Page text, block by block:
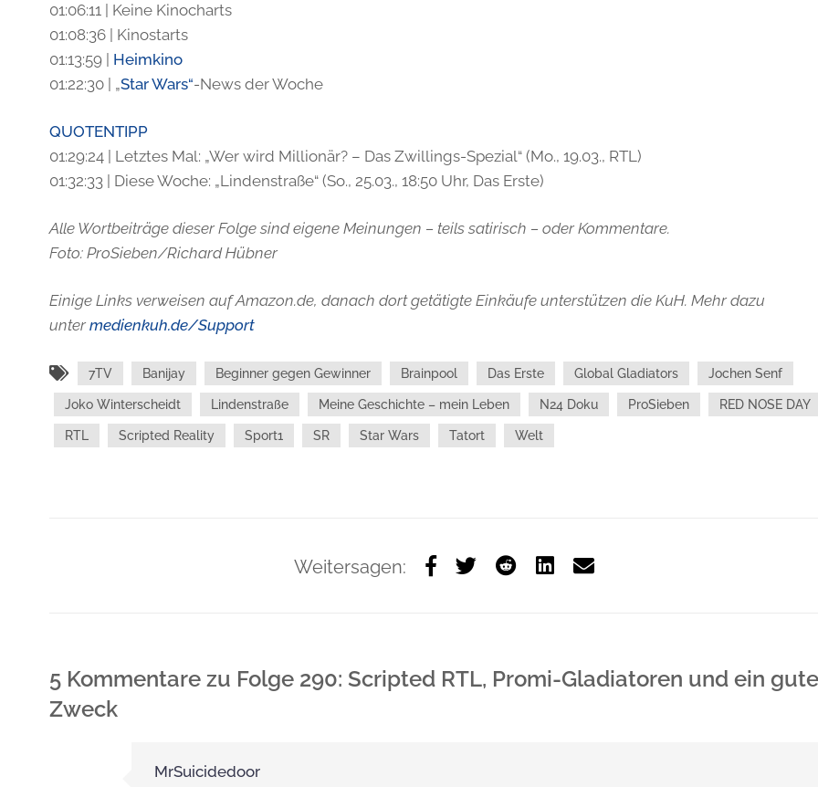
01:06:11 | Keine Kinocharts
01:08:36 | Kinostarts
01:13:59 | Heimkino
01:22:30 | „Star Wars“-News der Woche
QUOTENTIPP
01:29:24 | Letztes Mal: „Wer wird Millionär? – Das Zwillings-Spezial“ (Mo., 19.03., RTL)
01:32:33 | Diese Woche: „Lindenstraße“ (So., 25.03., 18:50 Uhr, Das Erste)
Alle Wortbeiträge dieser Folge sind eigene Meinungen – teils satirisch – oder Kommentare.
Foto: ProSieben/Richard Hübner
Einige Links verweisen auf Amazon.de, danach dort getätigte Einkäufe unterstützen die KuH. Mehr dazu
untermedienkuh.de/Support
7TV Banijay Beginner gegen Gewinner Brainpool Das Erste Global Gladiators Jochen Senf
Joko Winterscheidt Lindenstraße Meine Geschichte – mein Leben N24 Doku ProSieben RED NOSE DAY
RTL Scripted Reality Sport1 SR Star Wars Tatort Welt
Weitersagen:
5 Kommentarezu Folge 290: Scripted RTL, Promi-Gladiatoren und ein
Zweck
MrSuicidedoor